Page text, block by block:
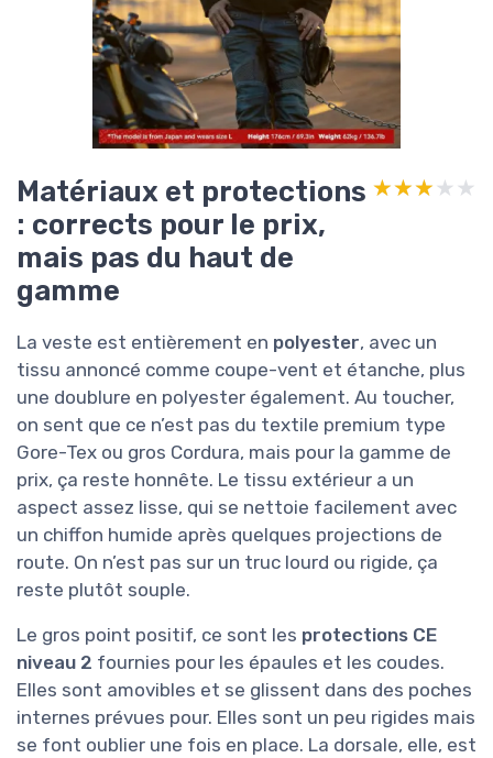
Matériaux et protections
: corrects pour le prix,
mais pas du haut de
gamme
★★★★★
★★★★★
La veste est entièrement en polyester, avec un
tissu annoncé comme coupe-vent et étanche, plus
une doublure en polyester également. Au toucher,
on sent que ce n’est pas du textile premium type
Gore-Tex ou gros Cordura, mais pour la gamme de
prix, ça reste honnête. Le tissu extérieur a un
aspect assez lisse, qui se nettoie facilement avec
un chiffon humide après quelques projections de
route. On n’est pas sur un truc lourd ou rigide, ça
reste plutôt souple.
Le gros point positif, ce sont les protections CE
niveau 2 fournies pour les épaules et les coudes.
Elles sont amovibles et se glissent dans des poches
internes prévues pour. Elles sont un peu rigides mais
se font oublier une fois en place. La dorsale, elle, est